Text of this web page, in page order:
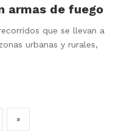
armas de fuego
que se llevan a
urbanas y rurales,
»